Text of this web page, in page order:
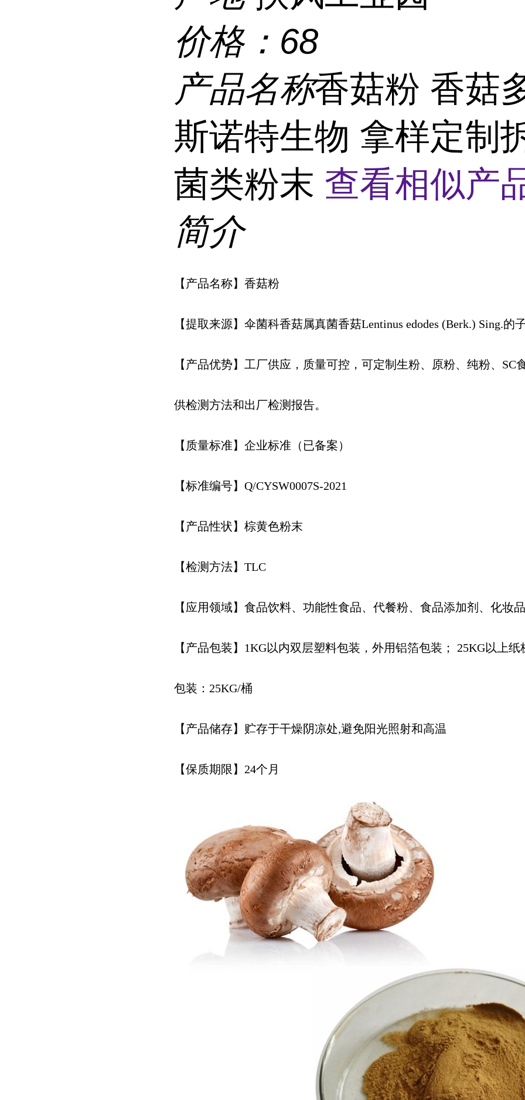
价格： 68
产品名称香菇粉 香菇
斯诺特生物 拿样定制
菌类粉末 查看相似产
简介
【产品名称】香菇粉
【提取来源】伞菌科香菇属真菌香菇Lentinus edodes (Berk.) Sing.的
【产品优势】工厂供应，质量可控，可定制生粉、原粉、纯粉、SC
供检测方法和出厂检测报告。
【质量标准】企业标准（已备案）
【标准编号】Q/CYSW0007S-2021
【产品性状】棕黄色粉末
【检测方法】TLC
【应用领域】食品饮料、功能性食品、代餐粉、食品添加剂、化妆
【产品包装】1KG以内双层塑料包装，外用铝箔包装； 25KG以上
包装：25KG/桶
【产品储存】贮存于干燥阴凉处,避免阳光照射和高温
【保质期限】24个月